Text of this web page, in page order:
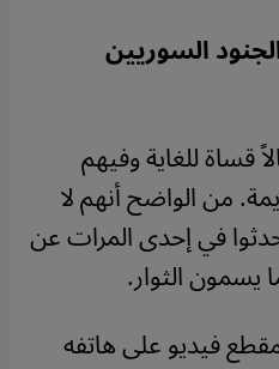
السوريين
قساة للغاية وفيهم
من الواضح أنهم لا
في إحدى المرات عن
فيديو على هاتفه